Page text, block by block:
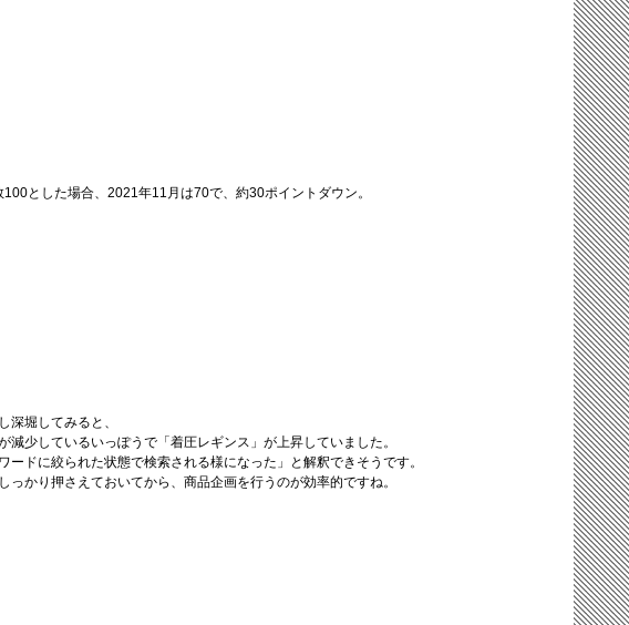
とした場合、2021年11月は70で、約30ポイントダウン。
深堀してみると、
減少しているいっぽうで「着圧レギンス」が上昇していました。
ードに絞られた状態で検索される様になった」と解釈できそうです。
っかり押さえておいてから、商品企画を行うのが効率的ですね。